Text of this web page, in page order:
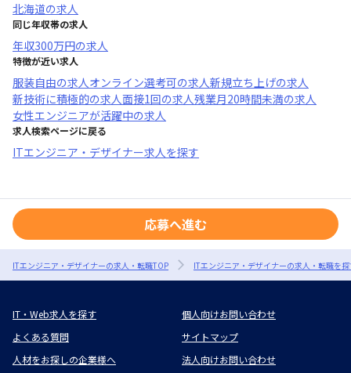
北海道の求人
同じ年収帯の求人
年収300万円の求人
特徴が近い求人
服装自由の求人オンライン選考可の求人新規立ち上げの求人
新技術に積極的の求人面接1回の求人残業月20時間未満の求人
女性エンジニアが活躍中の求人
求人検索ページに戻る
ITエンジニア・デザイナー求人を探す
応募へ進む
ITエンジニア・デザイナーの求人・転職TOP ITエンジニア・デザイナーの求人・転職を
IT・Web求人を探す
個人向けお問い合わせ
よくある質問
サイトマップ
人材をお探しの企業様へ
法人向けお問い合わせ